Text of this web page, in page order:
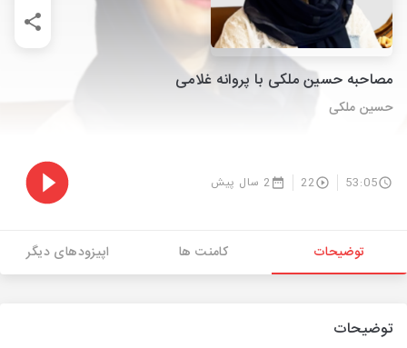
مصاحبه حسین ملکی با پروانه غلامی
حسین ملکی
53:05
22 2 سال پیش
توضیحات کامنت ها اپیزودهای دیگر
توضیحات